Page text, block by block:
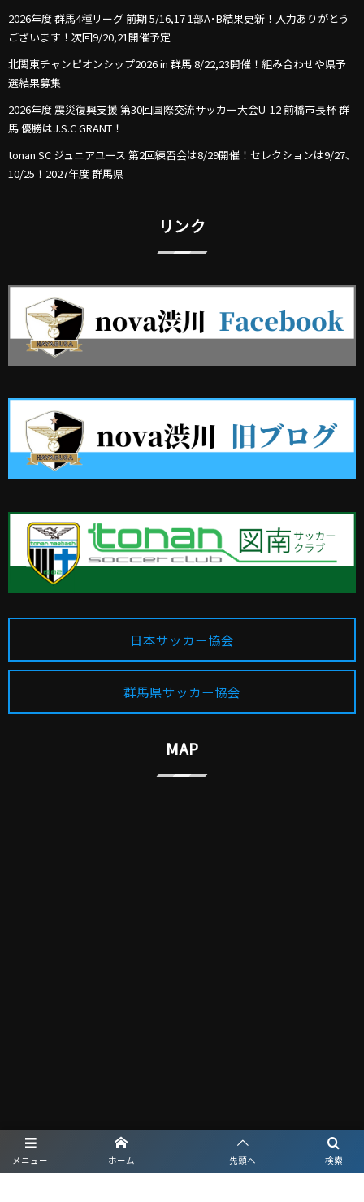
メニュー 検索
ホーム 先頭へ
2026年度 群馬4種リーグ 前期 5/16,17 1部A･B結果更新！入力ありがとう
ございます！次回9/20,21開催予定
北関東チャンピオンシップ2026 in 群馬 8/22,23開催！組み合わせや県予
選結果募集
2026年度 震災復興支援 第30回国際交流サッカー大会U-12 前橋市長杯 群
馬 優勝はJ.S.C GRANT！
tonan SC ジュニアユース 第2回練習会は8/29開催！セレクションは9/27､
10/25！2027年度 群馬県
リンク
日本サッカー協会
群馬県サッカー協会
MAP